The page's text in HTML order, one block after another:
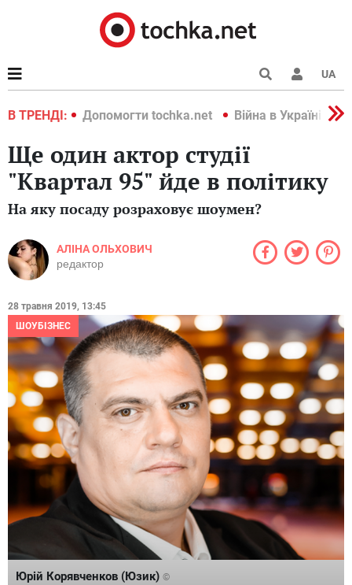
UA
В ТРЕНДІ:
2022 Допомогти tochka.net Війна в Україні 2022
Ще один актор студії
"Квартал 95" йде в політику
На яку посаду розраховує шоумен?
АЛІНА ОЛЬХОВИЧ
редактор
28 травня 2019, 13:45
ШОУБІЗНЕС
Юрій Корявченков (Юзик) ©